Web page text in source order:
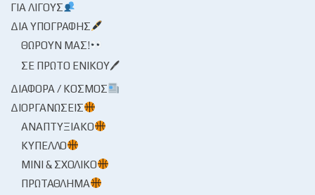
ΓΙΑ ΛΊΓΟΥΣ
ΔΙΑ ΥΠΟΓΡΑΦΉΣ
ΘΩΡΟΎΝ ΜΑΣ!
ΣΕ ΠΡΏΤΟ ΕΝΙΚΟΎ🖊
ΔΙΆΦΟΡΑ / ΚΌΣΜΟΣ
ΔΙΟΡΓΑΝΏΣΕΙΣ
ΑΝΑΠΤΥΞΙΑΚΌ
ΚΎΠΕΛΛΟ
ΜΊΝΙ & ΣΧΟΛΙΚΌ
ΠΡΩΤΆΘΛΗΜΑ